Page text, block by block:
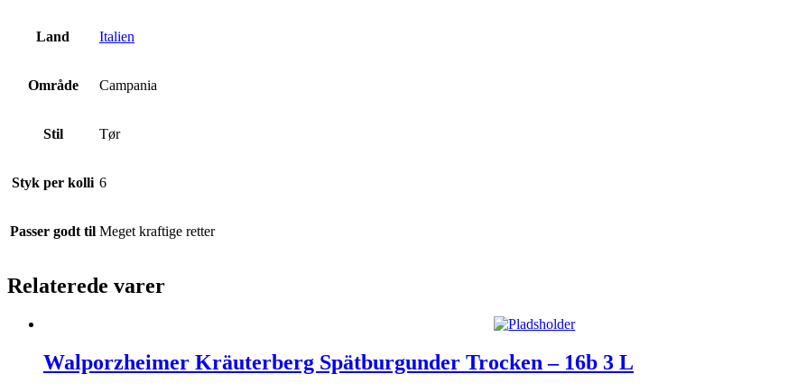
Land Italien
Område Campania
Stil Tør
Styk per kolli 6
Passer godt til Meget kraftige retter
Relaterede varer
Walporzheimer Kräuterberg Spätburgunder Trocken – 16b 3 L